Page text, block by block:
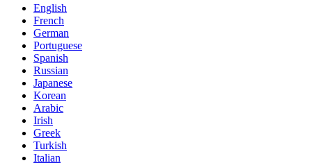
English
French
German
Portuguese
Spanish
Russian
Japanese
Korean
Arabic
Irish
Greek
Turkish
Italian